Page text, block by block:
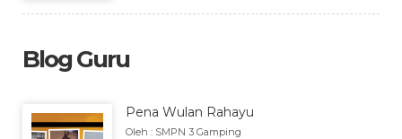
Blog Guru
Pena Wulan Rahayu
Oleh : SMPN 3 Gamping